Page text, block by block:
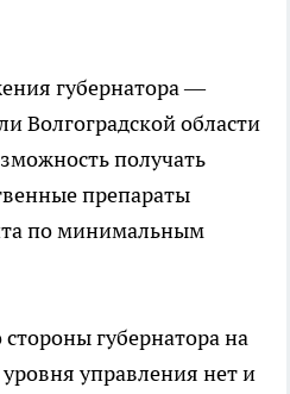
губернатора —
Волгоградской области
получать
препараты
по минимальным
губернатора на
управления нет и